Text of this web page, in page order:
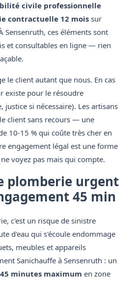
civile professionnelle
contractuelle 12 mois sur
Sensenruth, ces éléments sont
et consultables en ligne — rien
le client autant que nous. En cas
existe pour le résoudre
justice si nécessaire). Les artisans
client sans recours — une
10-15 % qui coûte très cher en
engagement légal est une forme
voyez pas mais qui compte.
plomberie urgent
45 min
c'est un risque de sinistre
d'eau qui s'écoule endommage
meubles et appareils
Sanichauffe à Sensenruth : un
45 minutes maximum en zone